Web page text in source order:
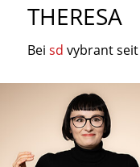
THERESA
Bei sd vybrant seit